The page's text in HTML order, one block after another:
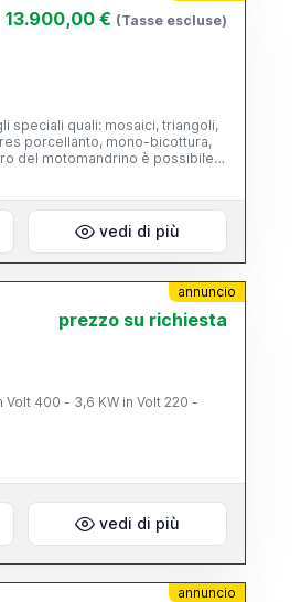
13.900,00 € (Tasse escluse)
speciali quali: mosaici, triangoli,
porcellanto, mono-bicottura,
continuo. - La guida di riscontro
la fase di lavorazione, una
sono facilitate dall'utilizzo
di una rulliera laterale
vedi di più
annuncio
prezzo su richiesta
400 - 3,6 KW in Volt 220 -
vedi di più
annuncio